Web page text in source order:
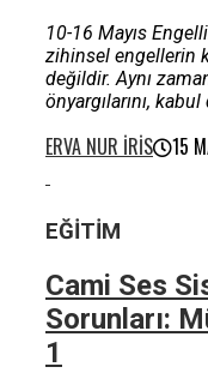
10-16 Mayıs
zihinsel engellerin
değildir. Aynı
önyargılarını,
ERVA NUR İRIS 15
EĞITIM
Cami Ses
Sorunları:
1